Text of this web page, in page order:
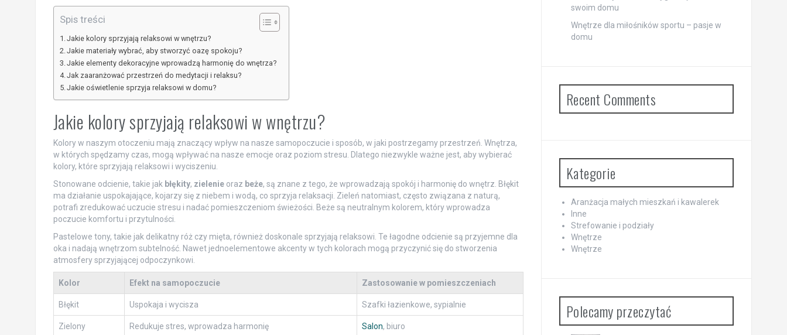
Spis treści
Jakie kolory sprzyjają relaksowi w wnętrzu?
Jakie materiały wybrać, aby stworzyć oazę spokoju?
Jakie elementy dekoracyjne wprowadzą harmonię do wnętrza?
Jak zaaranżować przestrzeń do medytacji i relaksu?
Jakie oświetlenie sprzyja relaksowi w domu?
Jakie kolory sprzyjają relaksowi w wnętrzu?
Kolory w naszym otoczeniu mają znaczący wpływ na nasze samopoczucie i sposób, w jaki postrzegamy przestrzeń. Wnętrza,
w których spędzamy czas, mogą wpływać na nasze emocje oraz poziom stresu. Dlatego niezwykle ważne jest, aby wybierać
kolory, które sprzyjają relaksowi i wyciszeniu.
Stonowane odcienie, takie jak błękity, zielenieoraz beże, są znane z tego, że wprowadzają spokój i harmonię do wnętrz. Błękit
ma działanie uspokajające, kojarzy się z niebem i wodą, co sprzyja relaksacji. Zieleń natomiast, często związana z naturą,
potrafi zredukować uczucie stresu i nadać pomieszczeniom świeżości. Beże są neutralnym kolorem, który wprowadza
poczucie komfortu i przytulności.
Pastelowe tony, takie jak delikatny róż czy mięta, również doskonale sprzyjają relaksowi. Te łagodne odcienie są przyjemne dla
oka i nadają wnętrzom subtelność. Nawet jednoelementowe akcenty w tych kolorach mogą przyczynić się do stworzenia
atmosfery sprzyjającej odpoczynkowi.
Kolor Efekt na samopoczucie Zastosowanie w pomieszczeniach
Błękit Uspokaja i wycisza Szafki łazienkowe, sypialnie
Zielony Redukuje stres, wprowadza harmonię Salon, biuro
swoim domu
Wnętrze dla miłośników sportu – pasje w
domu
Recent Comments
Kategorie
Aranżacja małych mieszkań i kawalerek
Inne
Strefowanie i podziały
Wnętrze
Wnętrze
Polecamy przeczytać